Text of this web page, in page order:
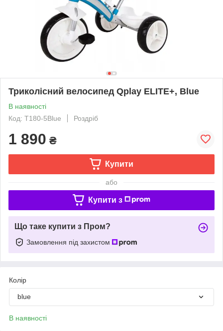
Триколісний велосипед Qplay ELITE+, Blue
В наявності
Код: T180-5Blue
Роздріб
1 890 ₴
Купити
або
Купити з
Що таке купити з Пром?
Замовлення під захистом
Колір
blue
В наявності